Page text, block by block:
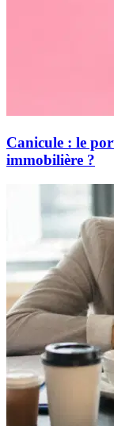
Canicule : le
immobilière ?